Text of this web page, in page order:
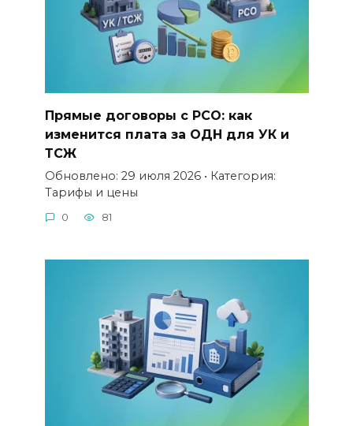
Прямые договоры с РСО: как
изменится плата за ОДН для УК и
ТСЖ
Обновлено: 29 июля 2026 • Категория:
Тарифы и цены
0 81